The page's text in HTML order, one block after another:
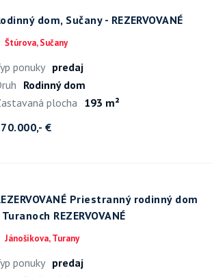
dom, Sučany - REZERVOVANÉ
Štúrova, Sučany
ponuky predaj
Rodinný dom
plocha 193 m²
€
Priestranný rodinný dom
Turanoch REZERVOVANÉ
Jánošíkova, Turany
ponuky predaj